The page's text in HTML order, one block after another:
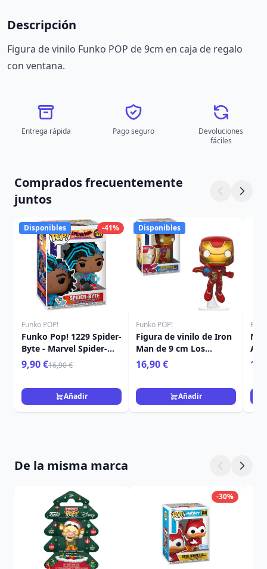
Descripción
Figura de vinilo Funko POP de 9cm en caja de regalo
con ventana.
Entrega rápida Pago seguro
Devoluciones
fáciles
Comprados frecuentemente
juntos
-41%
Disponibles
Funko POP!
Funko Pop! 1229 Spider-
Byte - Marvel Spider-
Man Across the Spider-
Verse
9,90 €16,90 €
Añadir
Disponibles
Funko POP!
Figura de vinilo de Iron
Man de 9 cm Los
Vengadores Infinity
War POP! 285 Movies
16,90 €
Añadir
De la misma marca
-30%